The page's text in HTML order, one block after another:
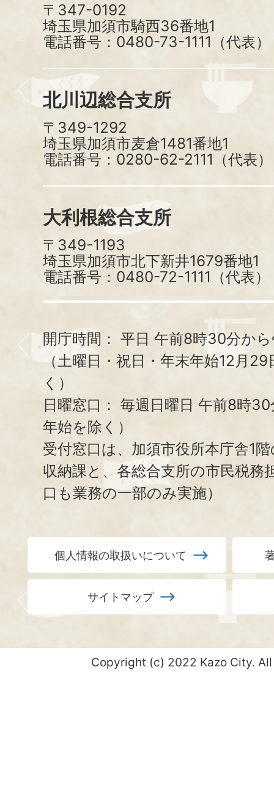
〒347-0192
埼玉県加須市騎西36番地1
電話番号：0480-73-1111（代表）
北川辺総合支所
〒349-1292
埼玉県加須市麦倉1481番地1
電話番号：0280-62-2111（代表）
大利根総合支所
〒349-1193
埼玉県加須市北下新井1679番地1
電話番号：0480-72-1111（代表）
開庁時間： 平日 午前8時30分か
（土曜日・祝日・年末年始12月
く）
日曜窓口： 毎週日曜日 午前8時
年始を除く）
受付窓口は、加須市役所本庁舎1
収納課と、 各総合支所の市民税務
口も業務の一部のみ実施）
個人情報の取扱いについて
サイトマップ
Copyright (c) 2022 Kazo City.